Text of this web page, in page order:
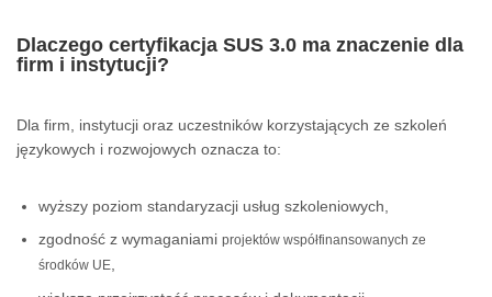
Dlaczego certyfikacja SUS 3.0 ma znaczenie dla
firm i instytucji?
Dla firm, instytucji oraz uczestników korzystających ze szkoleń
językowych i rozwojowych oznacza to:
wyższy poziom standaryzacji usług szkoleniowych,
zgodność z wymaganiami projektów współfinansowanych ze
środków UE